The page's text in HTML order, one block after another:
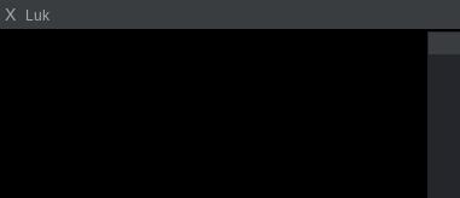
X Luk